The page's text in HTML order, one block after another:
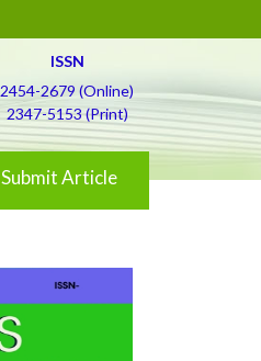
ISSN
2454-2679 (Online)
2347-5153 (Print)
Submit Article